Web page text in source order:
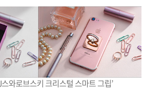
와로브스키 크리스털 스마트 그립’